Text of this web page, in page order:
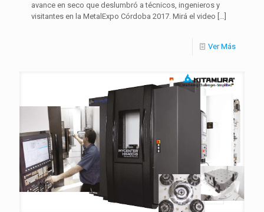
avance en seco que deslumbró a técnicos, ingenieros y
visitantes en la MetalExpo Córdoba 2017. Mirá el video […]
Ver Más